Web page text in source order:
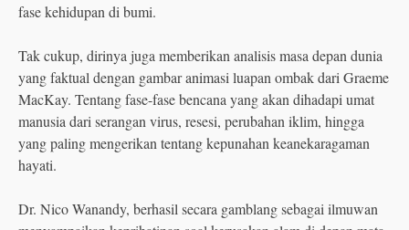
fase kehidupan di bumi.
Tak cukup, dirinya juga memberikan analisis masa depan dunia
yang faktual dengan gambar animasi luapan ombak dari Graeme
MacKay. Tentang fase-fase bencana yang akan dihadapi umat
manusia dari serangan virus, resesi, perubahan iklim, hingga
yang paling mengerikan tentang kepunahan keanekaragaman
hayati.
Dr. Nico Wanandy, berhasil secara gamblang sebagai ilmuwan